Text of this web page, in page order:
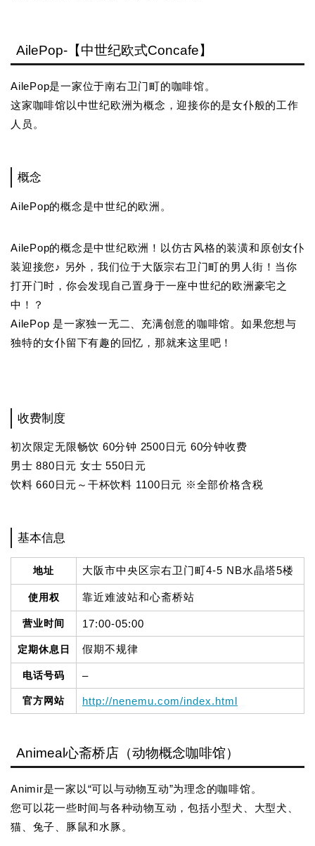
AilePop-【中世纪欧式Concafe】
AilePop是一家位于南右卫门町的咖啡馆。
这家咖啡馆以中世纪欧洲为概念，迎接你的是女仆般的工作
人员。
概念
AilePop的概念是中世纪的欧洲。
AilePop的概念是中世纪欧洲！以仿古风格的装潢和原创女仆
装迎接您♪ 另外，我们位于大阪宗右卫门町的男人街！当你
打开门时，你会发现自己置身于一座中世纪的欧洲豪宅之
中！？
AilePop 是一家独一无二、充满创意的咖啡馆。如果您想与
独特的女仆留下有趣的回忆，那就来这里吧！
收费制度
初次限定无限畅饮 60分钟 2500日元 60分钟收费
男士 880日元 女士 550日元
饮料 660日元～干杯饮料 1100日元 ※全部价格含税
基本信息
地址 大阪市中央区宗右卫门町4-5 NB水晶塔5楼
使用权 靠近难波站和心斋桥站
营业时间 17:00-05:00
定期休息日 假期不规律
电话号码 –
官方网站 http://nenemu.com/index.html
Animeal心斋桥店（动物概念咖啡馆）
Animir是一家以“可以与动物互动”为理念的咖啡馆。
您可以花一些时间与各种动物互动，包括小型犬、大型犬、
猫、兔子、豚鼠和水豚。